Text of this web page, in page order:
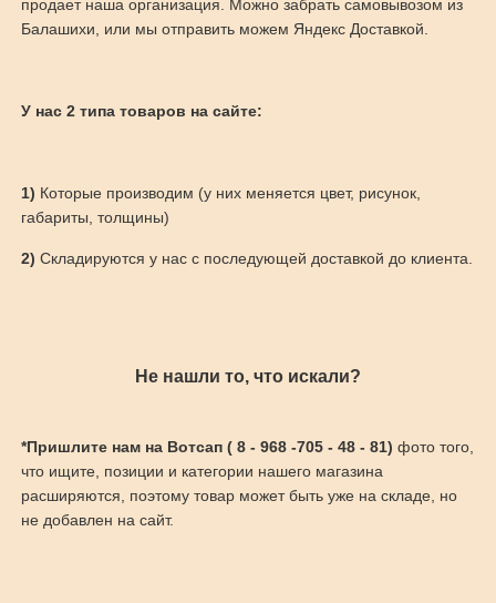
продает наша организация. Можно забрать самовывозом из
Балашихи, или мы отправить можем Яндекс Доставкой.
У нас 2 типа товаров на сайте:
1) Которые производим (у них меняется цвет, рисунок,
габариты, толщины)
2) Складируются у нас с последующей доставкой до клиента.
Не нашли то, что искали?
*Пришлите нам на Вотсап ( 8 - 968 -705 - 48 - 81) фото того,
что ищите, позиции и категории нашего магазина
расширяются, поэтому товар может быть уже на складе, но
не добавлен на сайт.